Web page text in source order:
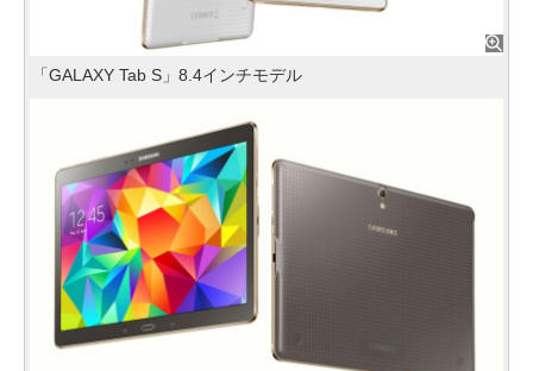
「GALAXY Tab S」8.4インチモデル